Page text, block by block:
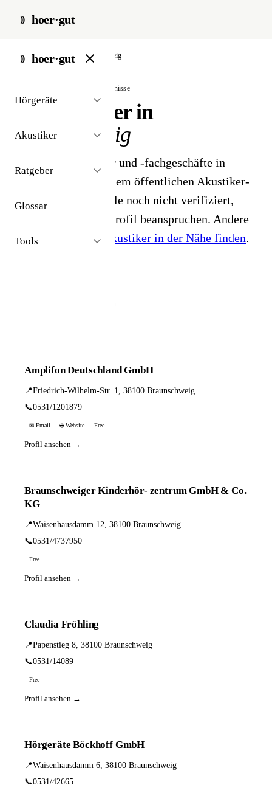
hoer·gut
hoer·gut
Hörgeräte
Akustiker
Ratgeber
Glossar
Tools
start / akustiker / braunschweig
// stadt · braunschweig · 6 ergebnisse
Hörakustiker in
Braunschweig
6 Hörgeräteakustiker und -fachgeschäfte in
Braunschweig. Aus dem öffentlichen Akustiker-
Bestand 2026 - Profile noch nicht verifiziert,
Inhaber können ihr Profil beanspruchen. Andere
Stadt gesucht?
Hörakustiker in der Nähe finden.
Amplifon Deutschland GmbH
📍Friedrich-Wilhelm-Str. 1, 38100 Braunschweig
📞0531/1201879
✉ Email 🌐 Website Free
Profil ansehen →
Braunschweiger Kinderhör- zentrum GmbH & Co.
KG
📍Waisenhausdamm 12, 38100 Braunschweig
📞0531/4737950
Free
Profil ansehen →
Claudia Fröhling
📍Papenstieg 8, 38100 Braunschweig
📞0531/14089
Free
Profil ansehen →
Hörgeräte Böckhoff GmbH
📍Waisenhausdamm 6, 38100 Braunschweig
📞0531/42665